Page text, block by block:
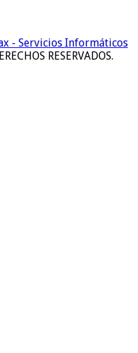
- Servicios Informáticos
RESERVADOS.